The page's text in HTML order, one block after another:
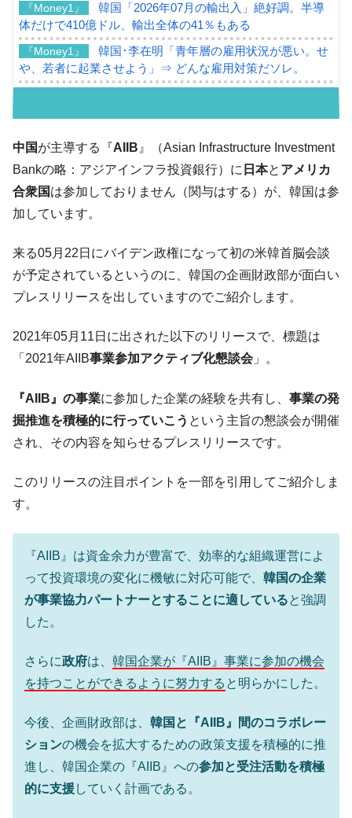
『Money1』
韓国「2026年07月の輸出入」絶好調。半導
体だけで410億ドル、輸出全体の41％もある
『Money1』
韓国･李在明「青年層の雇用状況が悪い。せ
や、若者に起業させよう」⇒ どんな雇用対策だソレ。
『Money1』
ーにウソのデータを入力したのは明白だ」
言。
『Money1』
『韓国銀行』が「金の保有量を増やしま
す」⇒「金を経由するドル入手」手段ではないのか？
ル」まで拡大 ⇒ 海外資金の動きに強く左右される状態
『Money1』
韓国･帰ってきた李在明。李在明を支持しな
『Money1』
韓国大統領府ボンクラ政策室長が告発され
た ⇒ 国家が行った恐るべき株価操作であり、空前の国政壟
動」
『Money1』
韓国製造業「半導体絶好調」のウラで他業
種は全般的「不調」⇒ PSIが示す現況は決して良くない。
【米韓激突案件】韓国消費者院が『クーパ
ン』1人当たり賠償10万ウォンを認定 ⇒ 総額3兆7,000億
『Money1』
韓国型イージス搭載の次世代駆逐艦
「KDDX」1番艦、2032年竣工と公示
に韓国がいっちょがみしたのでは。
『Money1』
韓国政府『BYD』車への補助金を全廃 ⇒ 実
は韓国で『BYD』車は売れている。6カ月で対前年同期比
1.9倍！
中国が主導する『AIIB 』（Asian Infrastructure Investment
Bankの略：アジアインフラ投資銀行）に 日本と アメリカ
合衆国は参加しておりません（関与はする）が、韓国は参
加しています。
来る05月22日にバイデン政権になって初の米韓首脳会談
が予定されているというのに、韓国の企画財政部が面白い
プレスリリースを出していますのでご紹介します。
2021年05月11日に出された以下のリリースで、標題は
「2021年AIIB事業参加アクティブ化懇談会 」。
『AIIB』の事業に参加した企業の経験を共有し、 事業の発
掘推進を積極的に行っていこう という主旨の懇談会が開催
され、その内容を知らせるプレスリリースです。
このリリースの注目ポイントを一部を引用してご紹介しま
す。
『AIIB』は資金余力が豊富で、効率的な組織運営によ
って投資環境の変化に機敏に対応可能で、 韓国の企業
が事業協力パートナーとすることに適していると強調
した。
さらに政府は、 韓国企業が『AIIB』事業に参加の機会
を持つことができるように努力する と明らかにした。
今後、企画財政部は、 韓国と『AIIB』間のコラボレー
ションの機会を拡大するための政策支援を積極的に推
進し、韓国企業の『AIIB』への参加と受注活動を積極
的に支援していく計画である。